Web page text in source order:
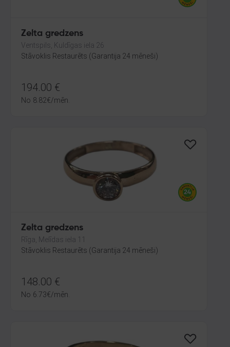
Zelta gredzens
Ventspils, Kuldīgas iela 26
Stāvoklis Restaurēts (Garantija 24 mēneši)
194.00 €
No 8.82€/mēn.
Zelta gredzens
Rīga, Melīdas iela 11
Stāvoklis Restaurēts (Garantija 24 mēneši)
148.00 €
No 6.73€/mēn.